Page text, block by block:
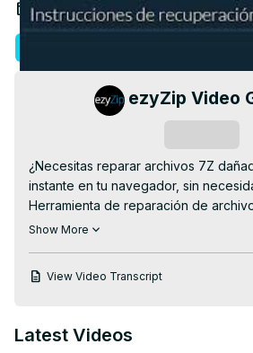
Dec 22, 2025
ezyZip Video
¿Necesitas reparar archivos 7Z
instante en tu navegador, sin
Herramienta de reparación de
https://www.ezyzip.com/repair-7z-
La herramienta repara
"Guardar" → Descargar el archivo 7Z
Show More
View Video Transcript
Latest Videos